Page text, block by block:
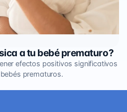
a tu bebé prematuro?
efectos positivos significativos
prematuros.